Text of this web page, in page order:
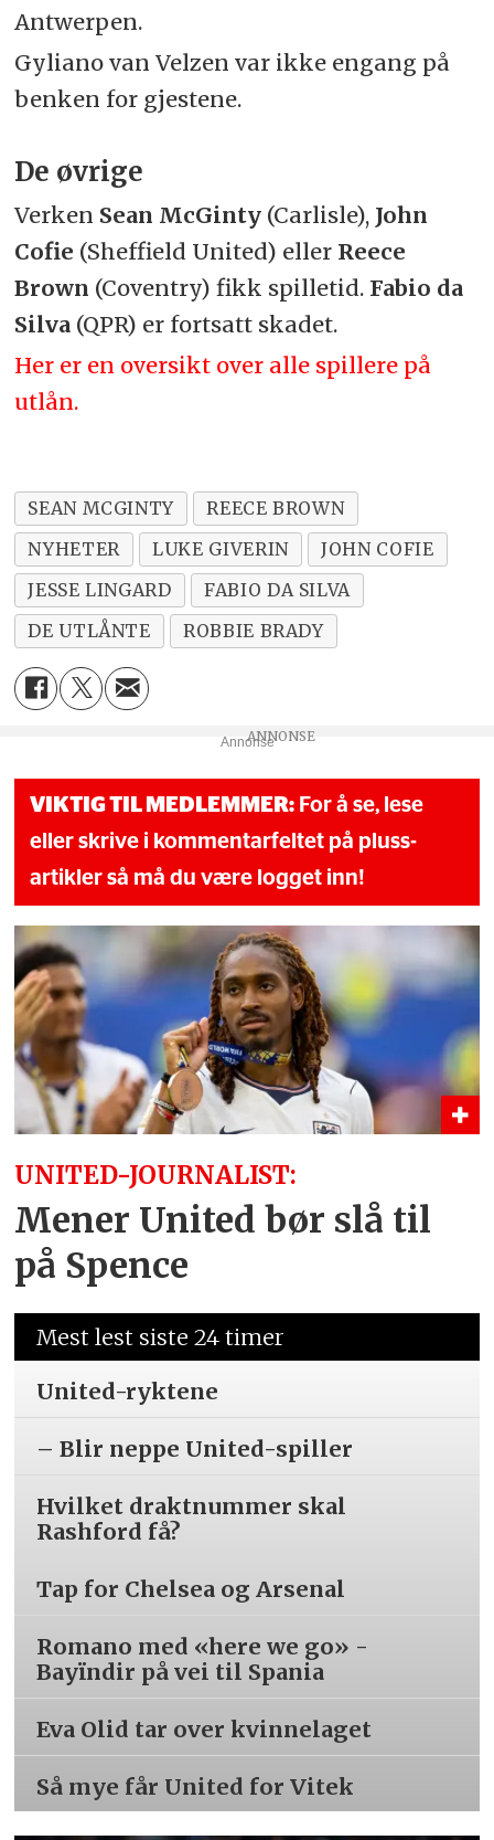
Antwerpen.
Gyliano van Velzen var ikke engang på
benken for gjestene.
De øvrige
Verken Sean McGinty (Carlisle), John
Cofie (Sheffield United) eller Reece
Brown (Coventry) fikk spilletid. Fabio da
Silva (QPR) er fortsatt skadet.
Her er en oversikt over alle spillere på
utlån.
SEAN MCGINTY
REECE BROWN
NYHETER
LUKE GIVERIN
JOHN COFIE
JESSE LINGARD
FABIO DA SILVA
DE UTLÅNTE
ROBBIE BRADY
Annonse
VIKTIG TIL MEDLEMMER: For å se, lese
eller skrive i kommentarfeltet på pluss-
artikler så må du være logget inn!
UNITED-JOURNALIST:
Mener United bør slå til
på Spence
Mest lest siste 24 timer
United-ryktene
– Blir neppe United-spiller
Hvilket draktnummer skal
Rashford få?
Tap for Chelsea og Arsenal
Romano med «here we go» -
Bayïndir på vei til Spania
Eva Olid tar over kvinnelaget
Så mye får United for Vitek